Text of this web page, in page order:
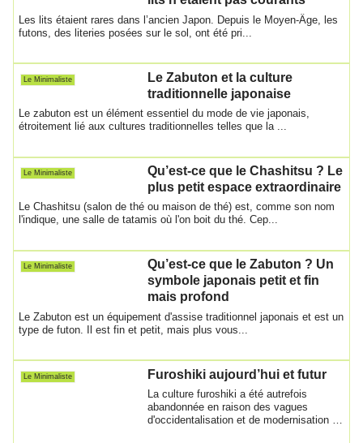
Les lits étaient rares dans l’ancien Japon. Depuis le Moyen-Âge, les
futons, des literies posées sur le sol, ont été pri...
Le Minimaliste
Le Zabuton et la culture
traditionnelle japonaise
Le zabuton est un élément essentiel du mode de vie japonais,
étroitement lié aux cultures traditionnelles telles que la ...
Le Minimaliste
Qu’est-ce que le Chashitsu ? Le
plus petit espace extraordinaire
Le Chashitsu (salon de thé ou maison de thé) est, comme son nom
l'indique, une salle de tatamis où l'on boit du thé. Cep...
Le Minimaliste
Qu’est-ce que le Zabuton ? Un
symbole japonais petit et fin
mais profond
Le Zabuton est un équipement d'assise traditionnel japonais et est un
type de futon. Il est fin et petit, mais plus vous...
Le Minimaliste Furoshiki aujourd’hui et futur
La culture furoshiki a été autrefois
abandonnée en raison des vagues
d'occidentalisation et de modernisation au